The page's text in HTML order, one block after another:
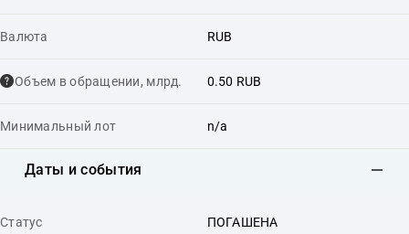
Валюта RUB
Объем в обращении, млрд. 0.50 RUB
Минимальный лот n/a
Даты и события
Статус ПОГАШЕНА